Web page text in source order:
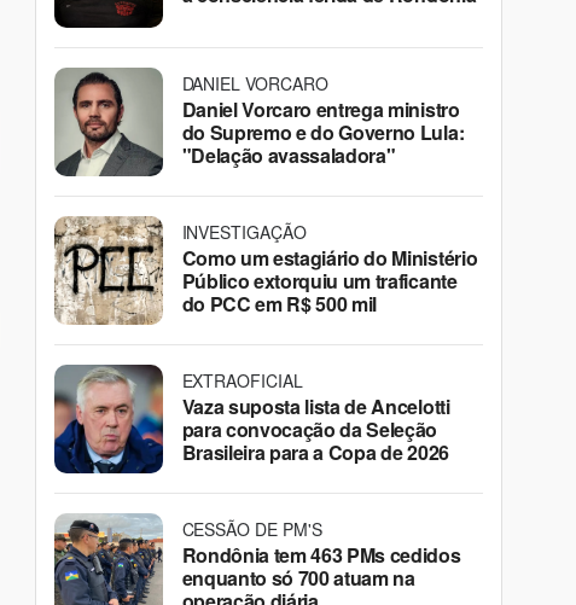
DANIEL VORCARO
Daniel Vorcaro entrega ministro
do Supremo e do Governo Lula:
"Delação avassaladora"
INVESTIGAÇÃO
Como um estagiário do Ministério
Público extorquiu um traficante
do PCC em R$ 500 mil
EXTRAOFICIAL
Vaza suposta lista de Ancelotti
para convocação da Seleção
Brasileira para a Copa de 2026
CESSÃO DE PM'S
Rondônia tem 463 PMs cedidos
enquanto só 700 atuam na